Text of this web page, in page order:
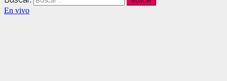
En vivo